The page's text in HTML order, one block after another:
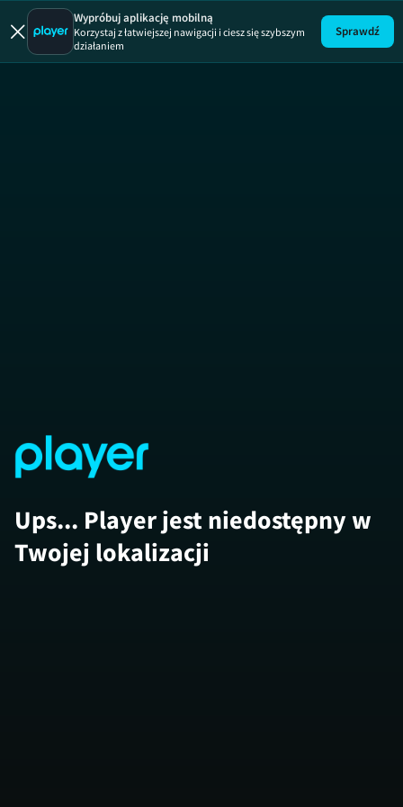
Operacja
Wypróbuj aplikację mobilną
Korzystaj z łatwiejszej nawigacji i ciesz się szybszym
działaniem
Sprawdź
Ups... Player jest niedostępny w
Twojej lokalizacji